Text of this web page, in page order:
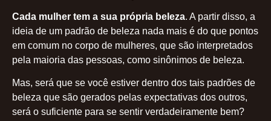
Cada mulher tem a sua própria beleza. A partir disso, a
ideia de um padrão de beleza nada mais é do que pontos
em comum no corpo de mulheres, que são interpretados
pela maioria das pessoas, como sinônimos de beleza.
Mas, será que se você estiver dentro dos tais padrões de
beleza que são gerados pelas expectativas dos outros,
será o suficiente para se sentir verdadeiramente bem?